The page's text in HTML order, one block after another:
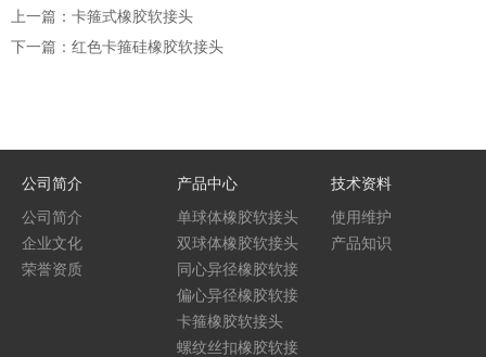
上一篇：卡箍式橡胶软接头
下一篇：红色卡箍硅橡胶软接头
公司简介
公司简介
企业文化
荣誉资质
产品中心
单球体橡胶软接头
双球体橡胶软接头
同心异径橡胶软接
头
偏心异径橡胶软接
头
卡箍橡胶软接头
螺纹丝扣橡胶软接
技术资料
使用维护
产品知识